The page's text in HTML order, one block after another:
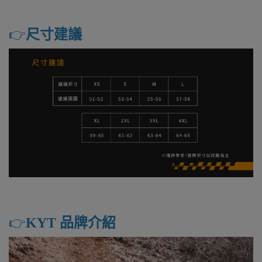
👉️尺寸建議
👉️KYT 品牌介紹